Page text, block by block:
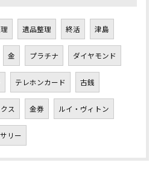
遺品整理 終活 津島
金 プラチナ ダイヤモンド
テレホンカード 古銭
ス 金券 ルイ・ヴィトン
リー